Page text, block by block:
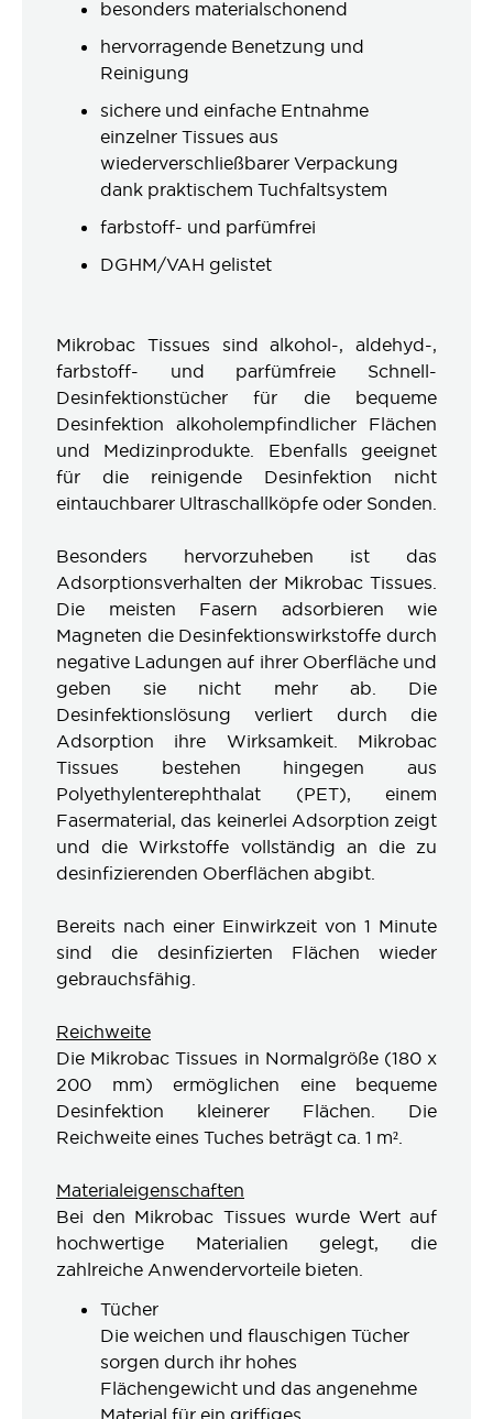
besonders materialschonend
hervorragende Benetzung und
Reinigung
sichere und einfache Entnahme
einzelner Tissues aus
wiederverschließbarer Verpackung
dank praktischem Tuchfaltsystem
farbstoff- und parfümfrei
DGHM/VAH gelistet
Mikrobac Tissues sind alkohol-, aldehyd-,
farbstoff- und parfümfreie Schnell-
Desinfektionstücher für die bequeme
Desinfektion alkoholempfindlicher Flächen
und Medizinprodukte. Ebenfalls geeignet
für die reinigende Desinfektion nicht
eintauchbarer Ultraschallköpfe oder Sonden.
Besonders hervorzuheben ist das
Adsorptionsverhalten der Mikrobac Tissues.
Die meisten Fasern adsorbieren wie
Magneten die Desinfektionswirkstoffe durch
negative Ladungen auf ihrer Oberfläche und
geben sie nicht mehr ab. Die
Desinfektionslösung verliert durch die
Adsorption ihre Wirksamkeit. Mikrobac
Tissues bestehen hingegen aus
Polyethylenterephthalat (PET), einem
Fasermaterial, das keinerlei Adsorption zeigt
und die Wirkstoffe vollständig an die zu
desinfizierenden Oberflächen abgibt.
Bereits nach einer Einwirkzeit von 1 Minute
sind die desinfizierten Flächen wieder
gebrauchsfähig.
Reichweite
Die Mikrobac Tissues in Normalgröße (180 x
200 mm) ermöglichen eine bequeme
Desinfektion kleinerer Flächen. Die
Reichweite eines Tuches beträgt ca. 1 m².
Materialeigenschaften
Bei den Mikrobac Tissues wurde Wert auf
hochwertige Materialien gelegt, die
zahlreiche Anwendervorteile bieten.
Tücher
Die weichen und flauschigen Tücher
sorgen durch ihr hohes
Flächengewicht und das angenehme
Material für ein griffiges